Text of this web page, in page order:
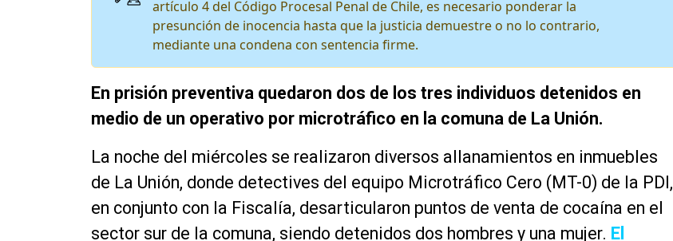
artículo 4 del Código Procesal Penal de Chile, es necesario ponderar la
presunción de inocencia hasta que la justicia demuestre o no lo contrario,
mediante una condena con sentencia firme.
En prisión preventiva quedaron dos de los tres individuos detenidos en
medio de un operativo por microtráfico en la comuna de La Unión.
La noche del miércoles se realizaron diversos allanamientos en inmuebles
de La Unión, donde detectives del equipo Microtráfico Cero (MT-0) de la PDI,
en conjunto con la Fiscalía, desarticularon puntos de venta de cocaína en el
sector sur de la comuna, siendo detenidos dos hombres y una mujer. El